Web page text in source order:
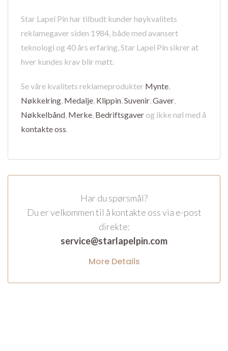
Star Lapel Pin har tilbudt kunder høykvalitets
reklamegaver siden 1984, både med avansert
teknologi og 40 års erfaring, Star Lapel Pin sikrer at
hver kundes krav blir møtt.
Se våre kvalitets reklameprodukter Mynte,
Nøkkelring, Medalje, Klippin,Suvenir,Gaver,
Nøkkelbånd, Merke, Bedriftsgaver og ikke nøl med å
kontakte oss.
Har du spørsmål?
Du er velkommen til å kontakte oss via e-post
direkte:
service@starlapelpin.com
More Details